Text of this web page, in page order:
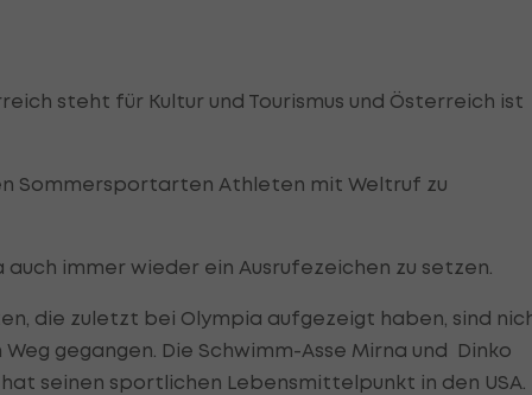
steht für Kultur und Tourismus und Österreich ist
Sommersportarten Athleten mit Weltruf zu
immer wieder ein Ausrufezeichen zu setzen.
die zuletzt bei Olympia aufgezeigt haben, sind
gegangen. Die Schwimm-Asse Mirna und Dinko
hat seinen sportlichen Lebensmittelpunkt in den USA.